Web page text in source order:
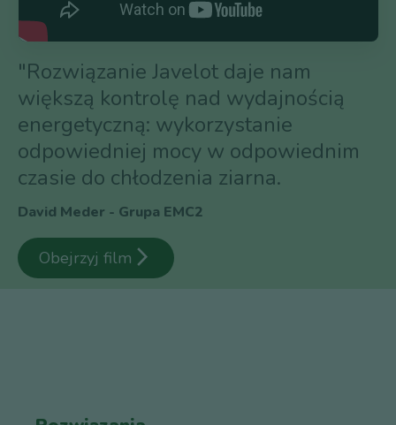
"Rozwiązanie Javelot daje nam
większą kontrolę nad wydajnością
energetyczną: wykorzystanie
odpowiedniej mocy w odpowiednim
czasie do chłodzenia ziarna.
David Meder - Grupa EMC2
Obejrzyj film arrow_forward_ios